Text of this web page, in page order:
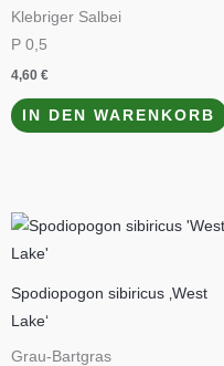
Klebriger Salbei
P 0,5
4,60 €
IN DEN WARENKORB
Spodiopogon sibiricus ‚West
Lake‘
Grau-Bartgras